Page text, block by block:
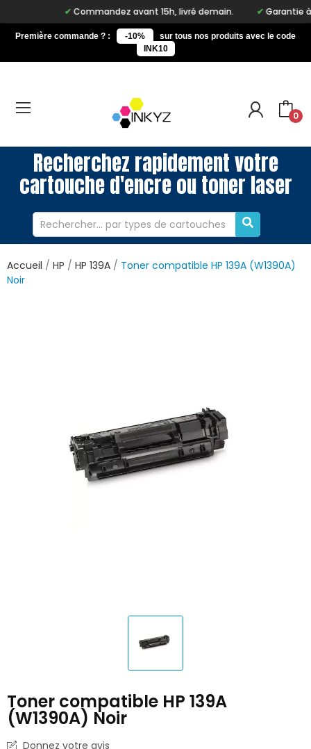
Commandez avant 15h, livré demain. Garantie à
Première commande ? : -10%
sur tous nos produits avec le code
INK10
0
Recherchez rapidement votre
cartouche d'encre ou toner laser
Accueil HP HP 139A
Toner compatible HP 139A (W1390A)
Noir
Toner compatible HP 139A
(W1390A) Noir
Donnez votre avis